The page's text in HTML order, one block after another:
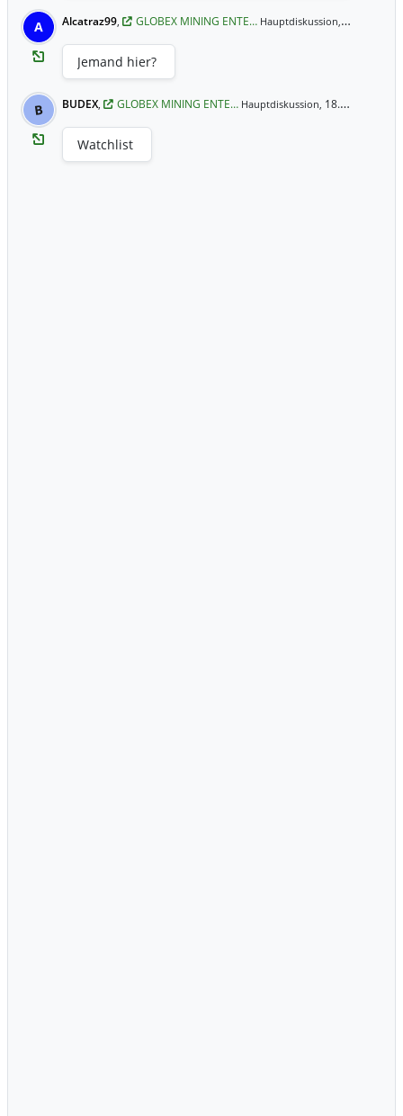
A Alcatraz99, GLOBEX MINING ENTE… Hauptdiskussion,09.11.2017
Jemand hier?
B BUDEX, GLOBEX MINING ENTE… Hauptdiskussion, 18.01.2017 18:44 Uhr
Watchlist